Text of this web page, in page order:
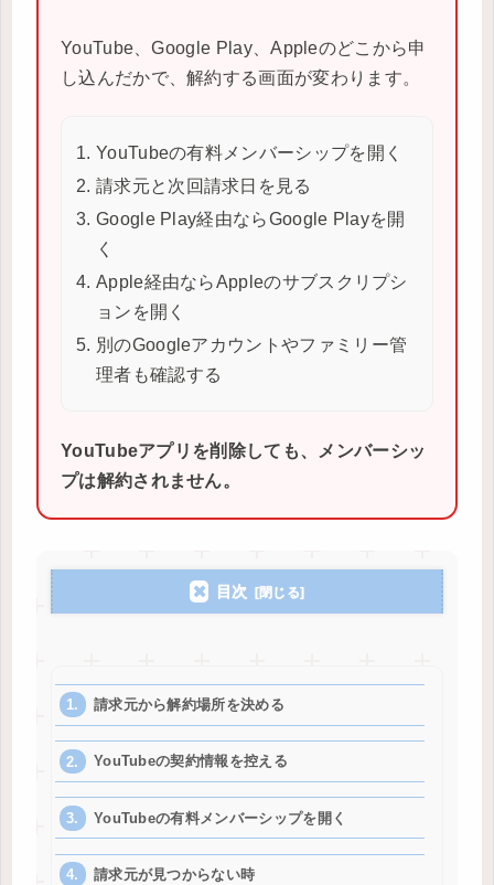
YouTube、Google Play、Appleのどこから申
し込んだかで、解約する画面が変わります。
YouTubeの有料メンバーシップを開く
請求元と次回請求日を見る
Google Play経由ならGoogle Playを開
く
Apple経由ならAppleのサブスクリプシ
ョンを開く
別のGoogleアカウントやファミリー管
理者も確認する
YouTubeアプリを削除しても、メンバーシッ
プは解約されません。
目次
請求元から解約場所を決める
YouTubeの契約情報を控える
YouTubeの有料メンバーシップを開く
請求元が見つからない時